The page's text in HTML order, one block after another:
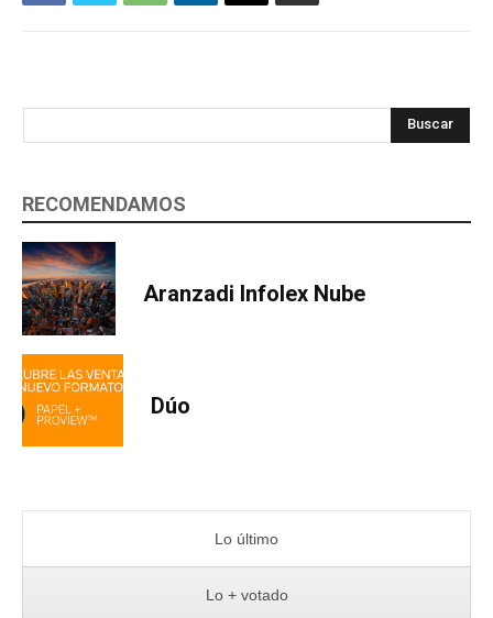
Buscar
RECOMENDAMOS
Aranzadi Infolex Nube
Dúo
Lo último
Lo + votado